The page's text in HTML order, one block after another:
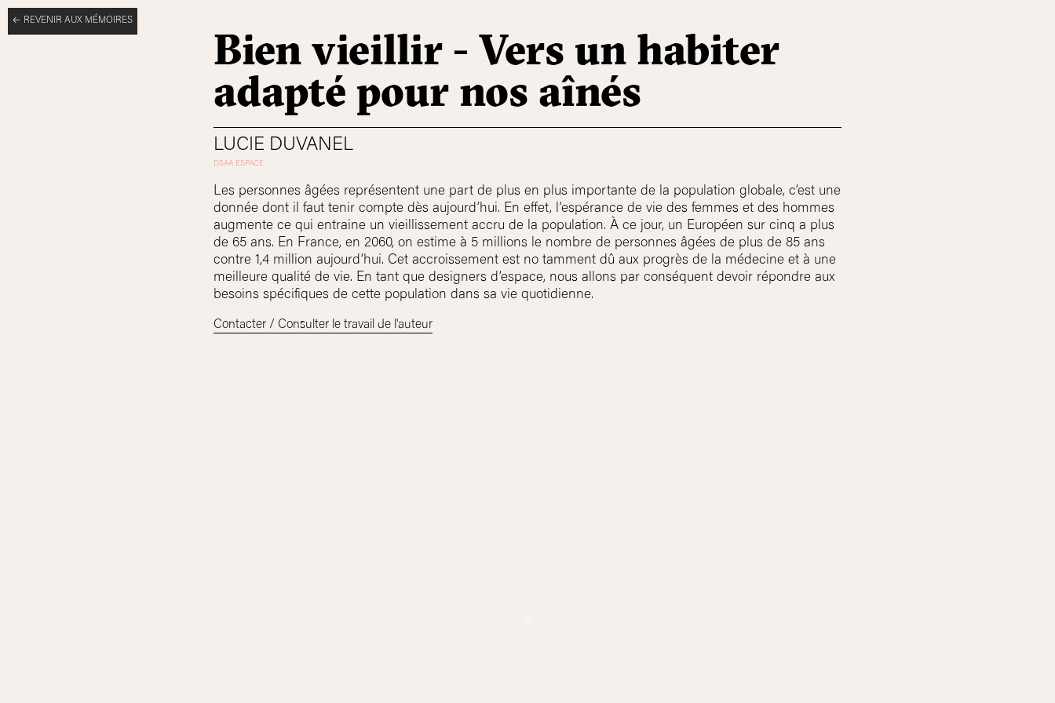
REVENIR AUX MÉMOIRES
Bien vieillir - Vers un habiter
adapté pour nos aînés
LUCIE DUVANEL
Les personnes âgées représentent une part de plus en plus importante de la population globale, c’est une
donnée dont il faut tenir compte dès aujourd’hui. En effet, l’espérance de vie des femmes et des hommes
augmente ce qui entraine un vieillissement accru de la population. À ce jour, un Européen sur cinq a plus
de 65 ans. En France, en 2060, on estime à 5 millions le nombre de personnes âgées de plus de 85 ans
contre 1,4 million aujourd’hui. Cet accroissement est no tamment dû aux progrès de la médecine et à une
meilleure qualité de vie. En tant que designers d’espace, nous allons par conséquent devoir répondre aux
besoins spécifiques de cette population dans sa vie quotidienne.
Contacter / Consulter le travail de l'auteur